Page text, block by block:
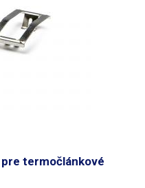
termočlánkové